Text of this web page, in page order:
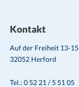
Kontakt
Auf der Freiheit 13-15
32052 Herford
Tel.: 0 52 21 / 5 51 05